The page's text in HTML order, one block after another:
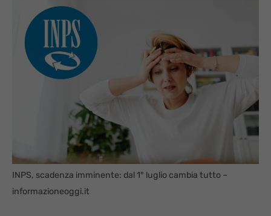
INPS, scadenza imminente: dal 1° luglio cambia tutto –
informazioneoggi.it